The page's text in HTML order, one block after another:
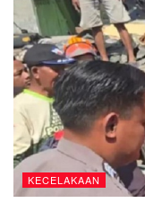
KECELAKAAN